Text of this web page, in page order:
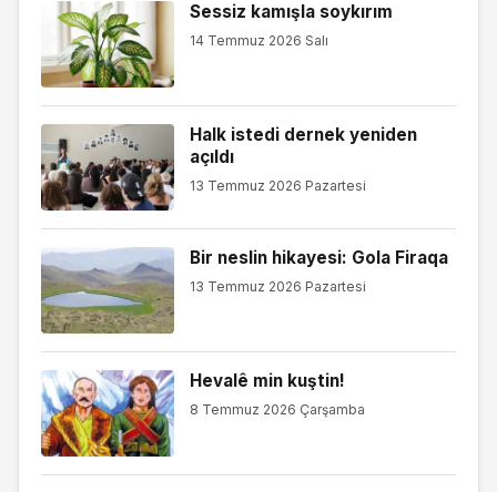
Sessiz kamışla soykırım
14 Temmuz 2026 Salı
Halk istedi dernek yeniden
açıldı
13 Temmuz 2026 Pazartesi
Bir neslin hikayesi: Gola Firaqa
13 Temmuz 2026 Pazartesi
Hevalê min kuştin!
8 Temmuz 2026 Çarşamba